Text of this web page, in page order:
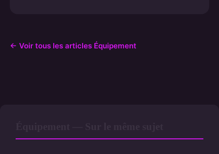
← Voir tous les articles Équipement